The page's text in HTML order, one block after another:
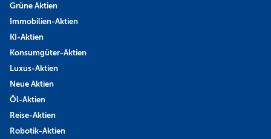
Grüne Aktien
Immobilien-Aktien
KI-Aktien
Konsumgüter-Aktien
Luxus-Aktien
Neue Aktien
Öl-Aktien
Reise-Aktien
Robotik-Aktien